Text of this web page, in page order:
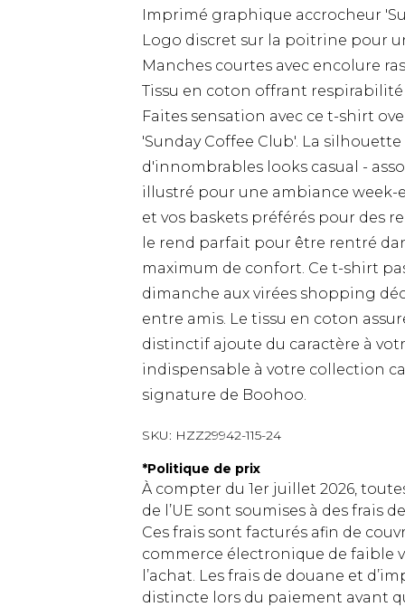
Imprimé graphique accrocheur
Logo discret sur la poitrine pour
Manches courtes avec encolure
Tissu en coton offrant
Faites sensation avec ce t-shirt
'Sunday Coffee Club'. La
d'innombrables looks casual -
illustré pour une ambiance week-
et vos baskets préférés pour des
le rend parfait pour être rentré
maximum de confort. Ce t-shirt
dimanche aux virées shopping
entre amis. Le tissu en coton
distinctif ajoute du caractère à
indispensable à votre collection
signature de Boohoo.
SKU: HZZ29942-115-24
*Politique de prix
À compter du 1er juillet 2026,
de l’UE sont soumises à des frais
Ces frais sont facturés afin de
commerce électronique de faible
l’achat. Les frais de douane et
distincte lors du paiement avant